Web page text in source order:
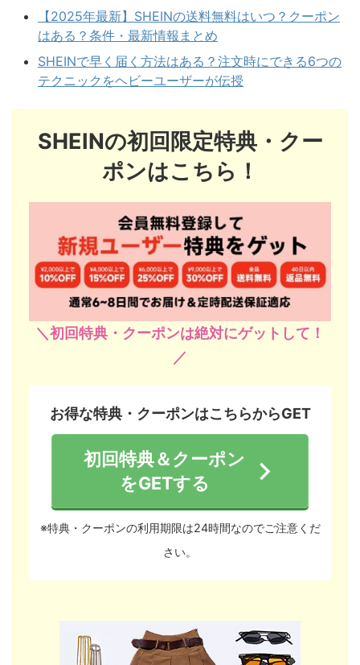
【2025年最新】SHEINの送料無料はいつ？クーポン
はある？条件・最新情報まとめ
SHEINで早く届く方法はある？注文時にできる6つの
テクニックをヘビーユーザーが伝授
SHEINの初回限定特典・クー
ポンはこちら！
＼初回特典・クーポンは絶対にゲットして！
／
お得な特典・クーポンはこちらからGET
初回特典＆クーポン
をGETする
※特典・クーポンの利用期限は24時間なのでご注意くだ
さい。